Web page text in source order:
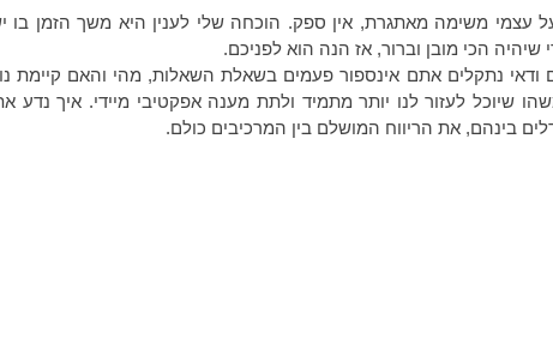
עצמי משימה מאתגרת, אין ספק. הוכחה שלי לענין היא משך הזמן בו
שיהיה הכי מובן וברור, אז הנה הוא לפניכם.
ודאי נתקלים אתם אינספור פעמים בשאלת השאלות, מהי והאם קיימת
שיוכל לעזור לנו יותר מתמיד ולתת מענה אפקטיבי מיידי. איך
בינהם, את הריווח המושלם בין המרכיבים כולם.